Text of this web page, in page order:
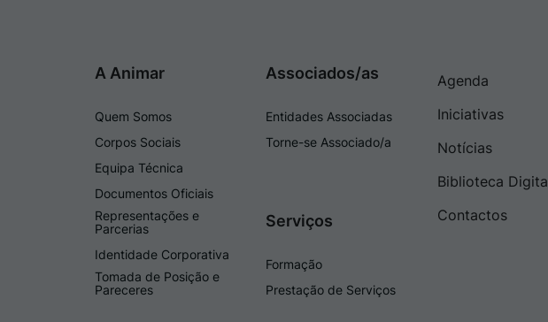
A Animar
Quem Somos
Corpos Sociais
Equipa Técnica
Documentos Oficiais
Representações e
Parcerias
Identidade Corporativa
Tomada de Posição e
Pareceres
Associados/as
Entidades Associadas
Torne-se Associado/a
Serviços
Formação
Prestação de Serviços
Agenda
Iniciativas
Notícias
Biblioteca
Contactos